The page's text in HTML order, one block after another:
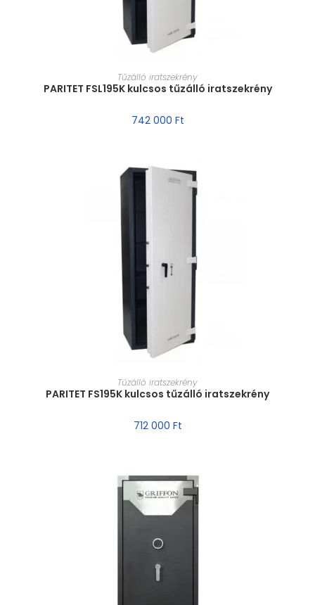
MÉRET VÁLASZTÁSA
Tűzálló iratszekrény
PARITET FSL195K kulcsos tűzálló iratszekrény
742 000 Ft
MÉRET VÁLASZTÁSA
Tűzálló iratszekrény
PARITET FS195K kulcsos tűzálló iratszekrény
712 000 Ft